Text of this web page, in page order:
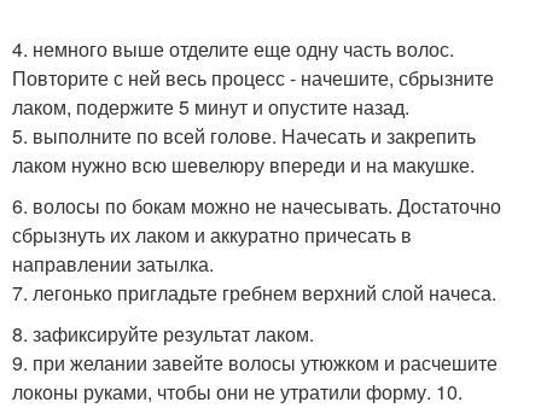
4. немного выше отделите еще одну часть волос.
Повторите с ней весь процесс - начешите, сбрызните
лаком, подержите 5 минут и опустите назад.
5. выполните по всей голове. Начесать и закрепить
лаком нужно всю шевелюру впереди и на макушке.
6. волосы по бокам можно не начесывать. Достаточно
сбрызнуть их лаком и аккуратно причесать в
направлении затылка.
7. легонько пригладьте гребнем верхний слой начеса.
8. зафиксируйте результат лаком.
9. при желании завейте волосы утюжком и расчешите
локоны руками, чтобы они не утратили форму. 10.